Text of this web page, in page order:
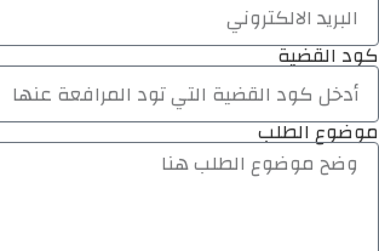
كود القضية
موضوع الطلب